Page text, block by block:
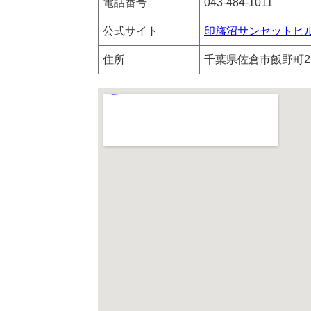
電話番号 043-484-1011
公式サイト 印旛沼サンセットヒ
住所 千葉県佐倉市飯野町